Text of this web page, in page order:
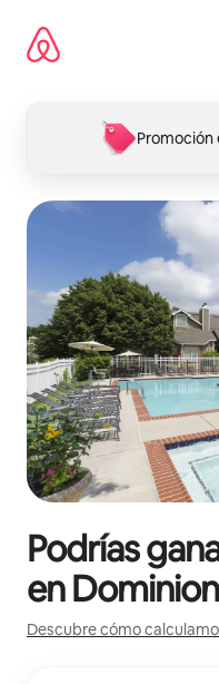
contenido
Promoción
Podrías
en
Descubre cómo